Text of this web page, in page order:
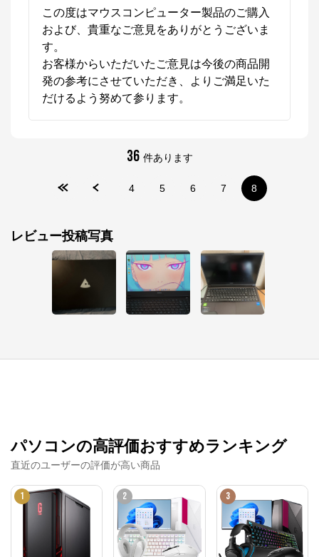
この度はマウスコンピューター製品のご購入
および、貴重なご意見をありがとうございま
す。
お客様からいただいたご意見は今後の商品開
発の参考にさせていただき、よりご満足いた
だけるよう努めて参ります。
36 件あります
4 5 6 7 8
レビュー投稿写真
パソコンの高評価おすすめランキング
直近のユーザーの評価が高い商品
1 2 3